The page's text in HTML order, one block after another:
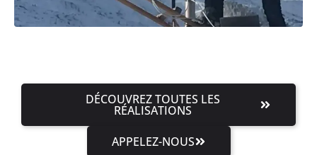
DÉCOUVREZ TOUTES LES
RÉALISATIONS
APPELEZ-NOUS